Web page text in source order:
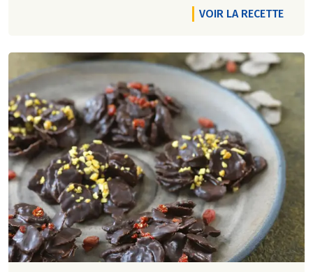
VOIR LA RECETTE